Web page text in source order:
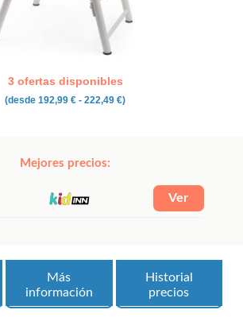
3 ofertas disponibles
(desde 192,99 € - 222,49 €)
Mejores precios:
Más
información
Historial
precios